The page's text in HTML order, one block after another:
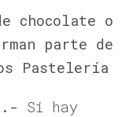
chocolate o
parte de
Pastelería
Si hay